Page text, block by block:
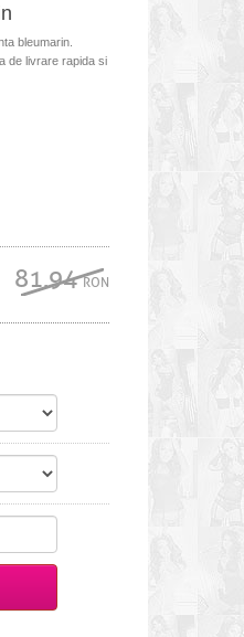
bleumarin.
de livrare rapida si
81.94RON